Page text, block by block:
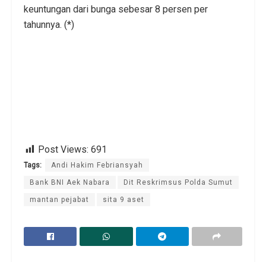
keuntungan dari bunga sebesar 8 persen per
tahunnya. (*)
Post Views: 691
Tags: Andi Hakim Febriansyah
Bank BNI Aek Nabara Dit Reskrimsus Polda Sumut
mantan pejabat sita 9 aset